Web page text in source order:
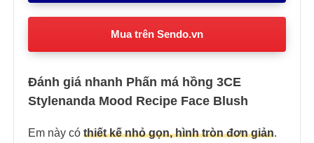
Mua trên Sendo.vn
Đánh giá nhanh Phấn má hồng 3CE
Stylenanda Mood Recipe Face Blush
Em này có thiết kế nhỏ gọn, hình tròn đơn giản.